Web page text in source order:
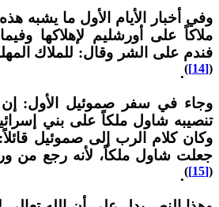
أخبار الأيام الأول ما يشبه
على أورشليم لإهلاكها
على الشر وقال: للملاك
)
.
في سفر صموئيل الأول: إن
شاول ملكاً على بني إسرائيل
كلام الرب إلى صموئيل
شاول ملكاً، لأنه رجع من
)
.